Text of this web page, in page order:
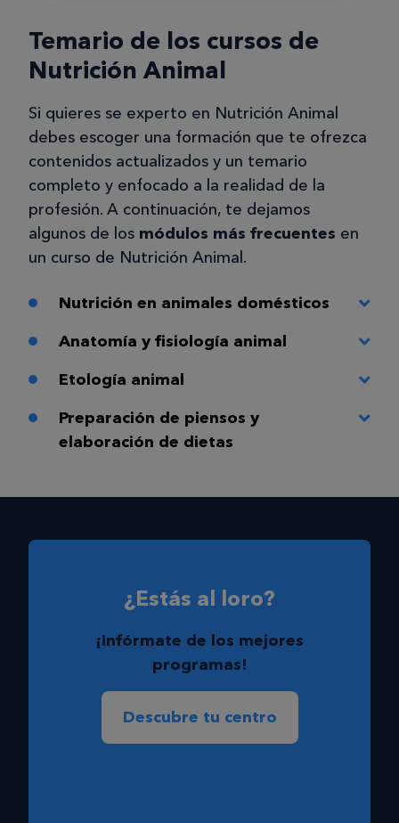
Temario de los cursos de
Nutrición Animal
Si quieres se experto en Nutrición Animal
debes escoger una formación que te ofrezca
contenidos actualizados y un temario
completo y enfocado a la realidad de la
profesión. A continuación, te dejamos
algunos de los módulos más frecuentes en
un curso de Nutrición Animal.
Nutrición en animales domésticos
Anatomía y fisiología animal
Etología animal
Preparación de piensos y
elaboración de dietas
¿Estás al loro?
¡Infórmate de los mejores
programas!
Descubre tu centro